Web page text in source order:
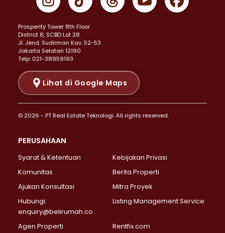
Properti Dijual di Johar Baru >
Properti Dijual di Menteng >
Properti Dijual di Senen >
Properti Dijual di Tanah Abang >
Properti Dijual di Cikini >
Properti Dijual di Kramat >
Properti Dijual di Pasar Baru >
Properti Dijual di Bendungan Hilir >
Properti Dijual di Jakarta Selatan >
Properti Dijual di Lebak Bulus >
Properti Dijual di Gandaria Selatan >
Properti Dijual di Pondok Labu >
Properti Dijual di Lenteng Agung >
Properti Dijual di Senayan >
Properti Dijual di Pondok Pinang >
Prosperity Tower 8th Floor
District 8, SCBD Lot 28
JI. Jend. Sudirman Kav. 52-53
Jakarta Selatan 12190
Telp: 021-38959193
Lihat di Google Maps
© 2026 - PT Real Estate Teknologi. All rights reserved.
PERUSAHAAN
Syarat & Ketentuan
Kebijakan Privasi
Komunitas
Berita Properti
Ajukan Konsultasi
Mitra Proyek
Hubungi:
enquiry@belirumah.co
Listing Management Service
Agen Properti Rentfix.com